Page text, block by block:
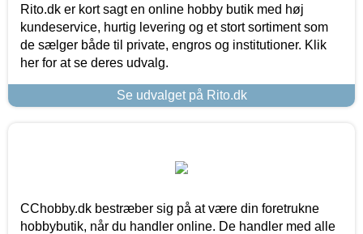
Rito.dk er kort sagt en online hobby butik med høj
kundeservice, hurtig levering og et stort sortiment som
de sælger både til private, engros og institutioner. Klik
her for at se deres udvalg.
Se udvalget på Rito.dk
CChobby.dk bestræber sig på at være din foretrukne
hobbybutik, når du handler online. De handler med alle